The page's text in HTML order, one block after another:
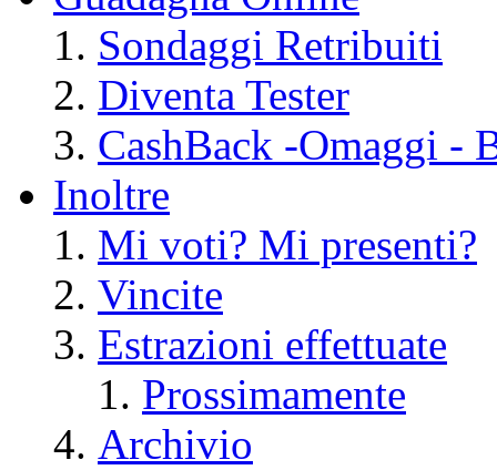
Sondaggi Retribuiti
Diventa Tester
CashBack -Omaggi -
Inoltre
Mi voti? Mi presenti?
Vincite
Estrazioni effettuate
Prossimamente
Archivio